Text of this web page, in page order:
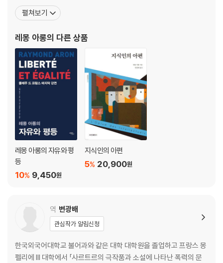
를린 소재 프랑스 연구소에 머무르면서 독일 철학과 사회학에 깊은
관심을 가졌고, 나치즘의 부상을 직접 목격하기도 했다. 제2차 세계
re)〉지의 편집장으로 활동하면서 드골 장군과
펼쳐보기
레몽 아롱의 다른 상품
레몽 아롱의 자유와 평
등
9,450원
10%
지식인의 아편
20,900원
5%
역 변광배
관심작가 알림신청
한국외국어대학교 불어과와 같은 대학 대학원을 졸업하고 프랑스 몽
펠리에 III 대학에서 「사르트르의 극작품과 소설에 나타난 폭력의 문